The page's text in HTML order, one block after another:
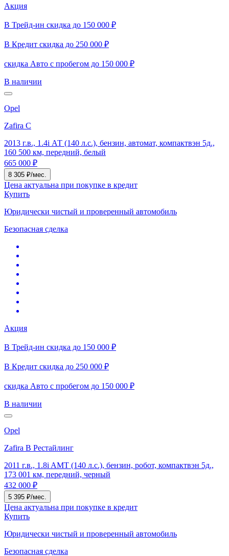
Акция
В Трейд-ин скидка до 150 000 ₽
В Кредит скидка до 250 000 ₽
скидка Авто с пробегом до 150 000 ₽
В наличии
Opel
Zafira C
2013 г.в., 1.4i АТ (140 л.с.), бензин, автомат, компактвэн 5д.,
160 500 км, передний, белый
665 000 ₽
8 305 ₽/мес.
Цена актуальна при покупке в кредит
Купить
Юридически чистый и проверенный автомобиль
Безопасная сделка
Акция
В Трейд-ин скидка до 150 000 ₽
В Кредит скидка до 250 000 ₽
скидка Авто с пробегом до 150 000 ₽
В наличии
Opel
Zafira B Рестайлинг
2011 г.в., 1.8i AMT (140 л.с.), бензин, робот, компактвэн 5д.,
173 001 км, передний, черный
432 000 ₽
5 395 ₽/мес.
Цена актуальна при покупке в кредит
Купить
Юридически чистый и проверенный автомобиль
Безопасная сделка